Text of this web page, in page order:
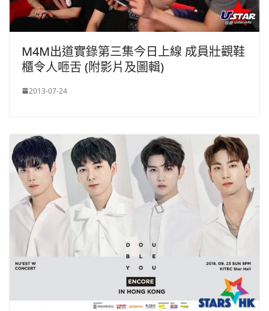
M4M出道實錄第三集今日上線 成員壯觀鞋
櫃令人咂舌 (附影片及圖輯)
2013-07-24